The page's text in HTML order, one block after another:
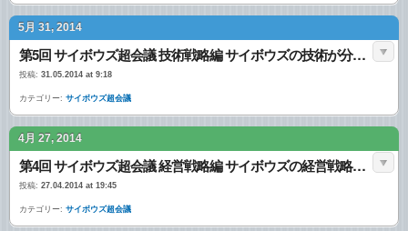
5月 31, 2014
第5回 サイボウズ超会議 技術戦略編 サイボウズの技術が分かる イベントまとめ
投稿: 31.05.2014 at 9:18
カテゴリー: サイボウズ超会議
4月 27, 2014
第4回 サイボウズ超会議 経営戦略編 サイボウズの経営戦略を公開 イベントまとめ
投稿: 27.04.2014 at 19:45
カテゴリー: サイボウズ超会議